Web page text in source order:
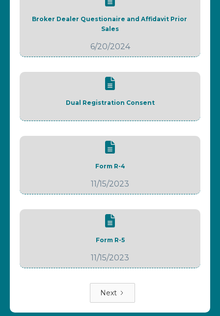
Broker Dealer Questionaire and Affidavit Prior
Sales
6/20/2024
Dual Registration Consent
Form R-4
11/15/2023
Form R-5
11/15/2023
Next